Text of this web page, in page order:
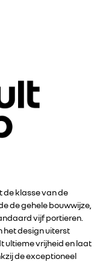
de klasse van de
de gehele bouwwijze,
vijf portieren.
het design uiterst
ultieme vrijheid en laat
de exceptioneel